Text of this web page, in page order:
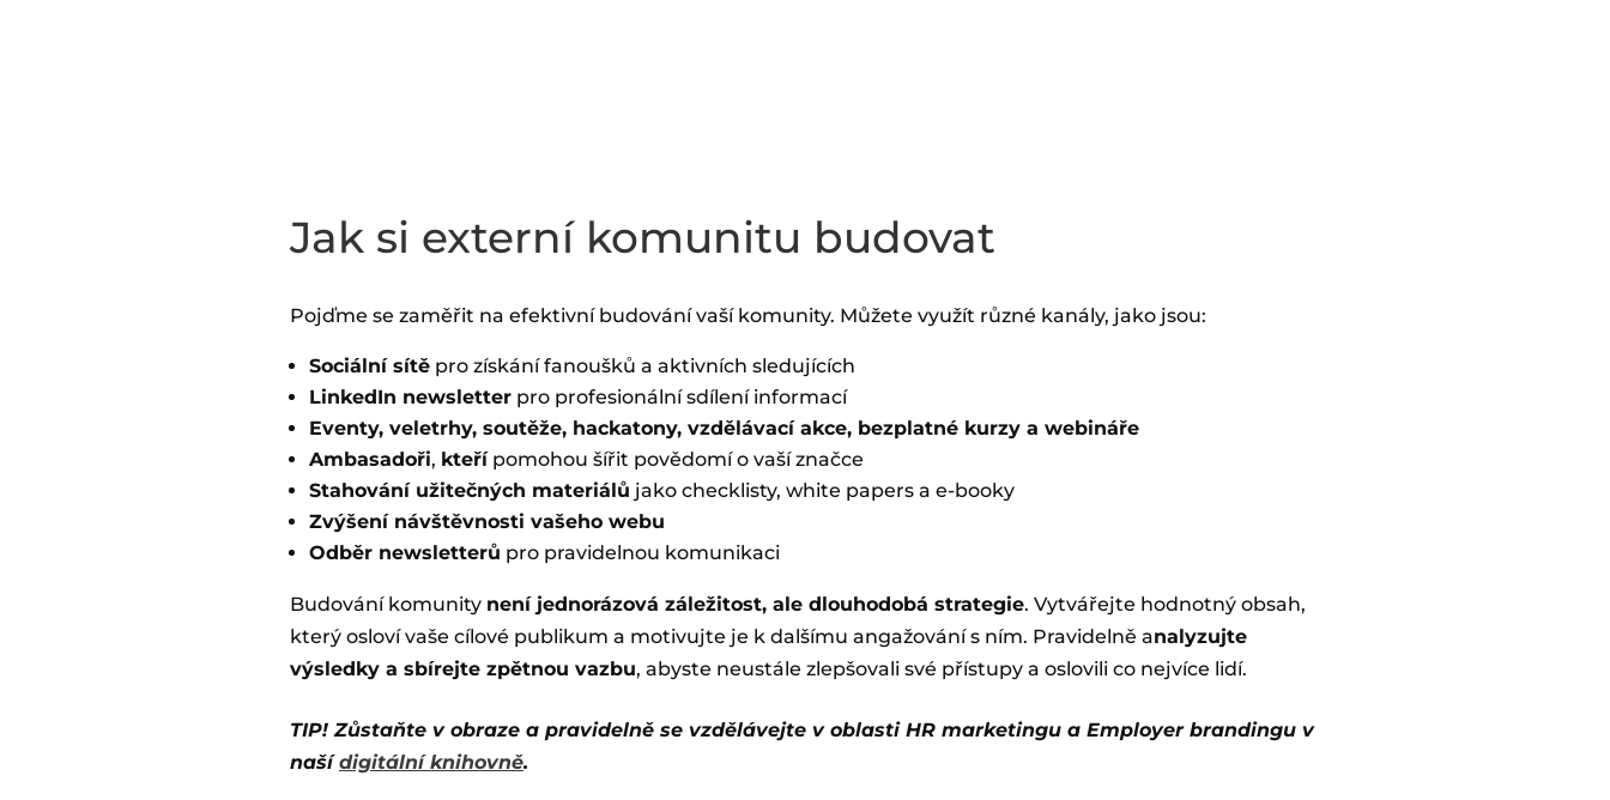
Jak si externí komunitu budovat
Pojďme se zaměřit na efektivní budování vaší komunity. Můžete využít různé kanály, jako jsou:
Sociální sítěpro získání fanoušků a aktivních sledujících
LinkedIn newsletterpro profesionální sdílení informací
Eventy, veletrhy, soutěže, hackatony, vzdělávací akce, bezplatné kurzy a webináře
Ambasadoři, kteřípomohou šířit povědomí o vaší značce
Stahování užitečných materiálů jako checklisty, white papers a e-booky
Zvýšení návštěvnosti vašeho webu
Odběr newsletterů pro pravidelnou komunikaci
Budování komunity není jednorázová záležitost, ale dlouhodobá strategie. Vytvářejte hodnotný obsah,
který osloví vaše cílové publikum a motivujte je k dalšímu angažování s ním. Pravidelně analyzujte
výsledky a sbírejte zpětnou vazbu, abyste neustále zlepšovali své přístupy a oslovili co nejvíce lidí.
TIP! Zůstaňte v obraze a pravidelně se vzdělávejte v oblasti HR marketingu a Employer brandingu v
našídigitální knihovně.